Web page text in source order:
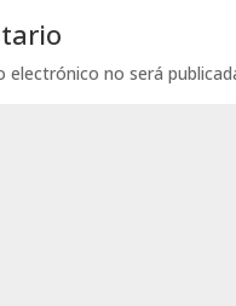
electrónico no será